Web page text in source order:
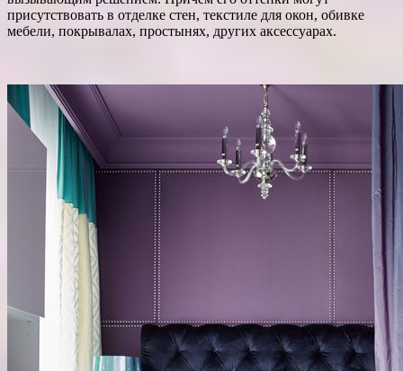
присутствовать в отделке стен, текстиле для окон, обивке
мебели, покрывалах, простынях, других аксессуарах.